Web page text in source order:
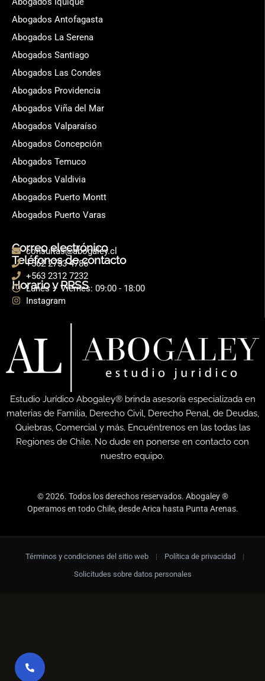
Abogados Antofagasta
Abogados La Serena
Abogados Santiago
Abogados Las Condes
Abogados Providencia
Abogados Viña del Mar
Abogados Valparaíso
Abogados Concepción
Abogados Temuco
Abogados Valdivia
Abogados Puerto Montt
Abogados Puerto Varas
Correo electrónico
consultas@abogaley.cl
Teléfonos de contacto
+562 2753 4786
+563 2312 7232
Horario y RRSS
Lunes – Viernes: 09:00 - 18:00
Instagram
Estudio Jurídico Abogaley® brinda asesoría especializada en
materias de Familia, Derecho Civil, Derecho Penal, de Deudas,
Quiebras, Comercial y más. Encuéntrenos en las todas las
Regiones de Chile. No dude en ponerse en contacto con
nuestro equipo.
© 2026. Todos los derechos reservados. Abogaley ®
Operamos en todo Chile, desde Arica hasta Punta Arenas.
Términos y condiciones del sitio web | Política de privacidad
|
Solicitudes sobre datos personales